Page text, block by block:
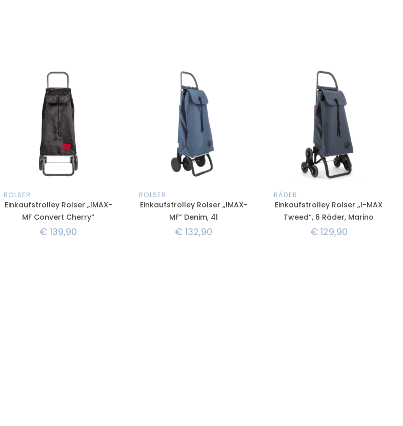
ROLSER
Einkaufstrolley Rolser „IMAX-
MF Convert Cherry“
€ 139,90
ROLSER
Einkaufstrolley Rolser „IMAX-
MF“ Denim, 4l
€ 132,90
RÄDER
Einkaufstrolley Rolser „I-MAX
Tweed“, 6 Räder, Marino
€129,90